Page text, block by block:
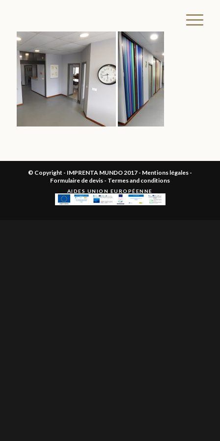
© Copyright - IMPRENTA MUNDO 2017 - Mentions légales -
Formulaire de devis - Termes and conditions
AIDES UNION EUROPÉENNE